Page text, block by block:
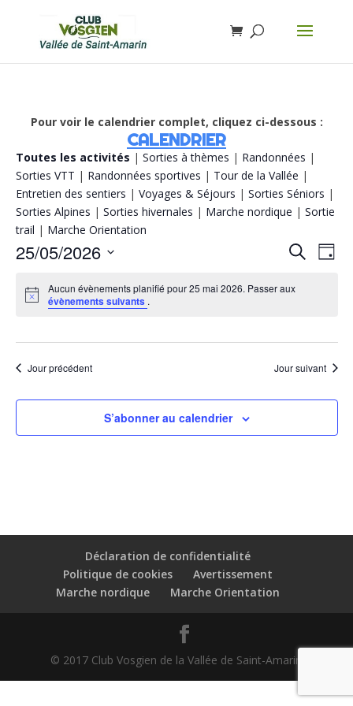
Pour voir le calendrier complet, cliquez ci-dessous :
CALENDRIER
Toutes les activités | Sorties à thèmes | Randonnées |
Sorties VTT | Randonnées sportives | Tour de la Vallée |
Entretien des sentiers | Voyages & Séjours | Sorties Séniors |
Sorties Alpines | Sorties hivernales | Marche nordique | Sortie
trail | Marche Orientation
et
de
Recherche
de
Jour
25/05/2026
une
Aucun évènements planifié pour 25 mai 2026. Passer aux
évènements suivants .
Jour précédent Jour suivant
S’abonner au calendrier
Déclaration de confidentialité
Politique de cookies
Avertissement
Marche nordique
Marche Orientation
© 2017 Club Vosgien de la Vallée de Saint-Amarin